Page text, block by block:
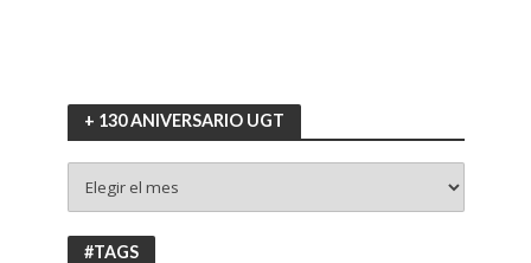
+ 130 ANIVERSARIO UGT
130
ANIVERSARIO
UGT
#TAGS